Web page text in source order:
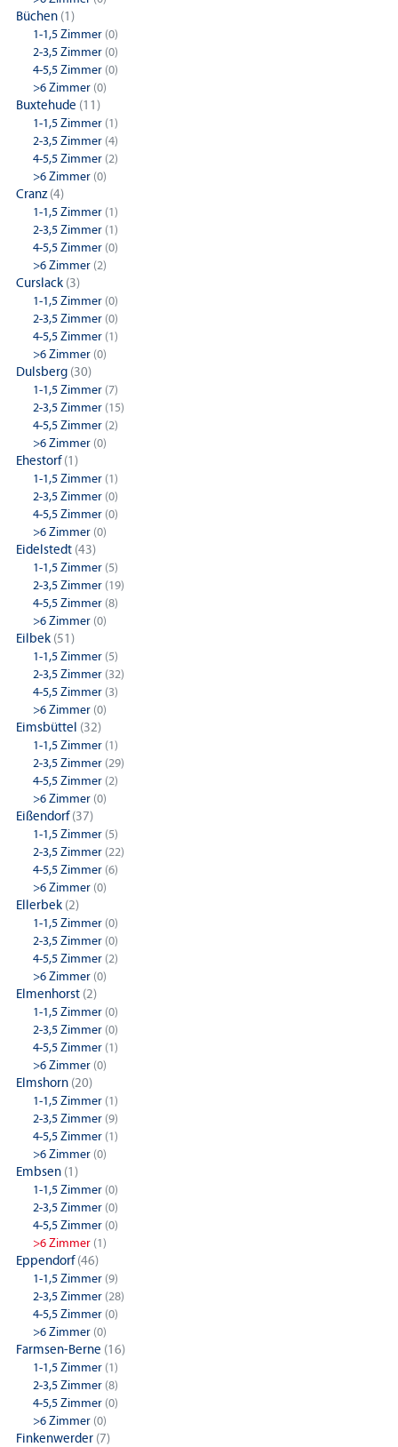
Büchen (1)
1-1,5 Zimmer (0)
2-3,5 Zimmer (0)
4-5,5 Zimmer (0)
>6 Zimmer (0)
Buxtehude (11)
1-1,5 Zimmer (1)
2-3,5 Zimmer (4)
4-5,5 Zimmer (2)
>6 Zimmer (0)
Cranz(4)
1-1,5 Zimmer (1)
2-3,5 Zimmer (1)
4-5,5 Zimmer (0)
>6 Zimmer (2)
Curslack (3)
1-1,5 Zimmer (0)
2-3,5 Zimmer (0)
4-5,5 Zimmer (1)
>6 Zimmer (0)
Dulsberg (30)
1-1,5 Zimmer (7)
2-3,5 Zimmer (15)
4-5,5 Zimmer (2)
>6 Zimmer (0)
Ehestorf(1)
1-1,5 Zimmer (1)
2-3,5 Zimmer (0)
4-5,5 Zimmer (0)
>6 Zimmer (0)
Eidelstedt (43)
1-1,5 Zimmer (5)
2-3,5 Zimmer (19)
4-5,5 Zimmer (8)
>6 Zimmer (0)
Eilbek (51)
1-1,5 Zimmer (5)
2-3,5 Zimmer (32)
4-5,5 Zimmer (3)
>6 Zimmer (0)
Eimsbüttel (32)
1-1,5 Zimmer (1)
2-3,5 Zimmer (29)
4-5,5 Zimmer (2)
>6 Zimmer (0)
Eißendorf(37)
1-1,5 Zimmer (5)
2-3,5 Zimmer (22)
4-5,5 Zimmer (6)
>6 Zimmer (0)
Ellerbek (2)
1-1,5 Zimmer (0)
2-3,5 Zimmer (0)
4-5,5 Zimmer (2)
>6 Zimmer (0)
Elmenhorst (2)
1-1,5 Zimmer (0)
2-3,5 Zimmer (0)
4-5,5 Zimmer (1)
>6 Zimmer (0)
Elmshorn (20)
1-1,5 Zimmer (1)
2-3,5 Zimmer (9)
4-5,5 Zimmer (1)
>6 Zimmer (0)
Embsen (1)
1-1,5 Zimmer (0)
2-3,5 Zimmer (0)
4-5,5 Zimmer (0)
>6 Zimmer (1)
Eppendorf(46)
1-1,5 Zimmer (9)
2-3,5 Zimmer (28)
4-5,5 Zimmer (0)
>6 Zimmer (0)
Farmsen-Berne (16)
1-1,5 Zimmer (1)
2-3,5 Zimmer (8)
4-5,5 Zimmer (0)
>6 Zimmer (0)
Finkenwerder (7)